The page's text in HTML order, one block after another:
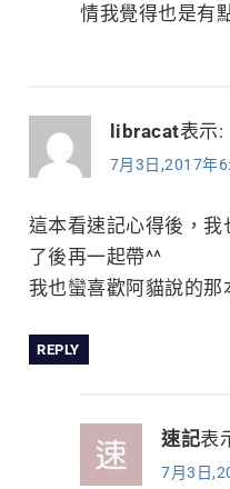
情我覺得也是有
libracat表示:
7月3日,2017年
這本看速記心得後，
了後再一起帶^^
我也蠻喜歡阿貓說的那
REPLY
速記表
7月3日